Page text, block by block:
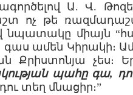
Ա. Վ.
ոչ թե
նպատակը միայն
ամեն Կիրակի։
Քրիստոնյա
պահը գա,
տեղ մնացիր։”